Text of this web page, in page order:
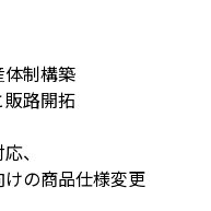
制構築
路開拓
、
の商品仕様変更